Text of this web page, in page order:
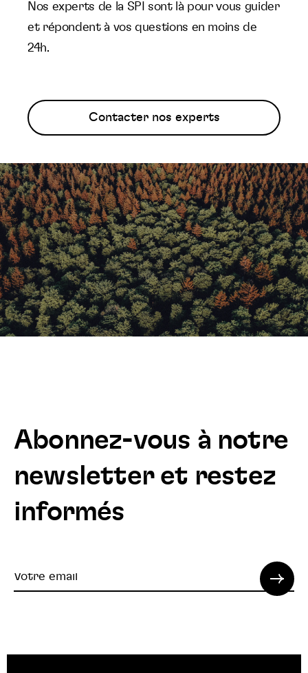
Nos experts de la SPI sont là pour vous guider
et répondent à vos questions en moins de
24h.
Contacter nos experts
Abonnez-vous à notre
newsletter et restez
informés
Votre